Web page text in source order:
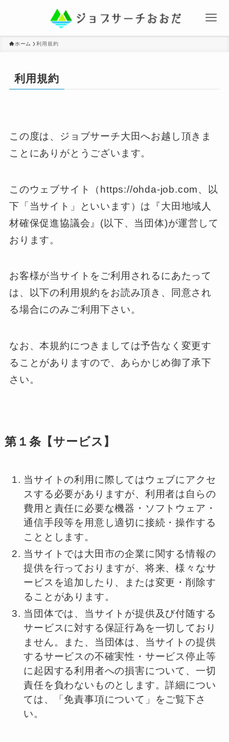
ホーム 利用規約
利用規約
この度は、ジョブサーチ大田へお越し頂きま
ことにありがとうございます。
このウェブサイト（https://ohda-job.com、以
下「当サイト」といいます）は『大田地域人
材確保促進協議会』(以下、当団体)が運営して
おります。
お客様が当サイトをご利用されるにあたって
は、以下の利用規約をお読み頂き、同意され
る場合にのみご利用下さい。
なお、本規約につきましては予告なく変更す
ることがありますので、あらかじめ御了承下
さい。
第１条【サービス】
当サイトの利用に際してはウェブにアクセ
スする必要がありますが、利用者は自らの
費用と責任に必要な機器・ソフトウェア・
通信手段等を用意し適切に接続・操作する
こととします。
当サイトでは大田市の企業に関する情報の
提供を行っておりますが、将来、様々なサ
ービスを追加したり、または変更・削除す
ることがあります。
当団体では、当サイトが提供及び付随する
サービスに対する保証行為を一切しており
ません。また、当団体は、当サイトの提供
するサービスの不確実性・サービス停止等
に起因する利用者への損害について、一切
責任を負わないものとします。詳細につい
ては、「免責事項について」をご覧下さ
い。